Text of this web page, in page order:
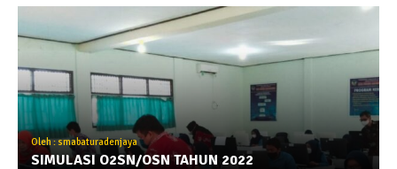
Oleh : smabaturadenjaya
SIMULASI O2SN/OSN TAHUN 2022